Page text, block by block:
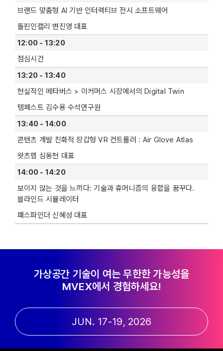
브랜드 맞춤형 AI 기반 인터렉티브 전시 소프트웨어
돌핀인캘리 변진영 대표
12:00 - 13:20
점심시간
13:20 - 13:40
현실적인 메타버스 > 이커머스 시장에서의 Digital Twin
템페스트 김수용 수석연구원
13:40 - 14:00
콘텐츠 개발 친화적 장갑형 VR 컨트롤러 : Air Glove Atlas
왓츠랩 심동현 대표
14:00 - 14:20
보이지 않는 것을 느끼다: 기술과 휴머니즘의 융합을 꿈꾸다.
블라인드 시뮬레이터
패스파인더 신혜성 대표
가상공간 기술이 여는 무한한 가능성을
MVEX에서 경험하세요!
JUN. 17-19, 2026